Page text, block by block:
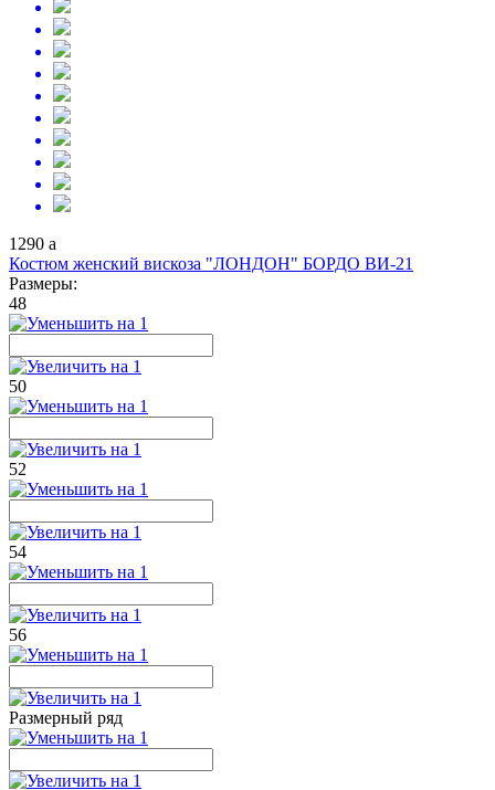
1290 a
Костюм женский вискоза "ЛОНДОН" БОРДО ВИ-21
Размеры:
48
50
52
54
56
Размерный ряд